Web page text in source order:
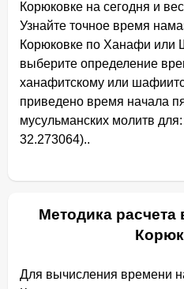
Корюковке на сегодня и
Узнайте точное время
Корюковке по Ханафи или
выберите определение
ханафитскому или
приведено время начала
мусульманских молитв
32.273064)..
Методика расчета
Для вычисления времени